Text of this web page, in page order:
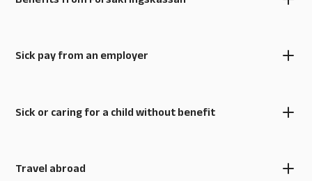
Sick pay from an employer
Sick or caring for a child without benefit
Travel abroad